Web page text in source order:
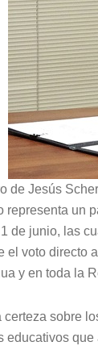
de Jesús
representa un
de junio, las
el voto directo
y en toda la
certeza sobre
educativos